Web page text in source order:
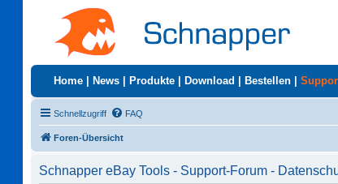
Home News Produkte Download Bestellen
Schnellzugriff FAQ
Foren-Übersicht
Schnapper eBay Tools - Support-Forum -